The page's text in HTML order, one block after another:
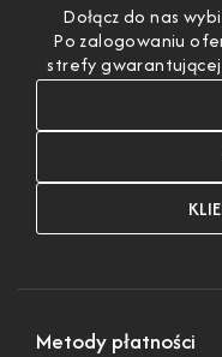
Dołącz do nas
Po zalogowaniu
strefy
Metody płatności